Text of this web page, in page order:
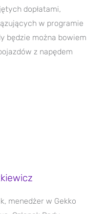
dopłatami,
w programie
będzie można bowiem
z napędem
menedżer w Gekko